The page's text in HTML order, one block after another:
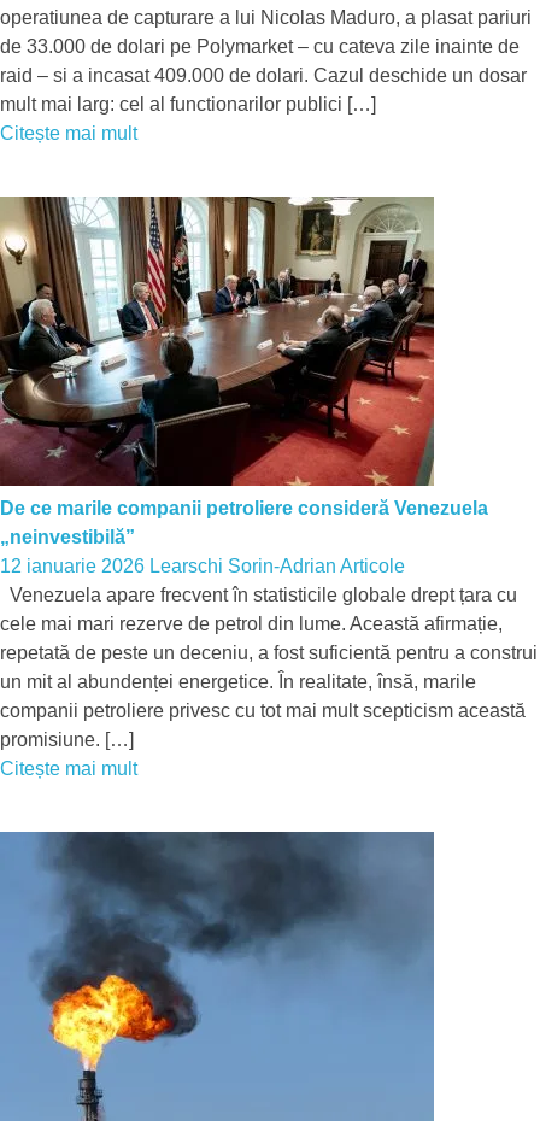
operatiunea de capturare a lui Nicolas Maduro, a plasat pariuri
de 33.000 de dolari pe Polymarket – cu cateva zile inainte de
raid – si a incasat 409.000 de dolari. Cazul deschide un dosar
mult mai larg: cel al functionarilor publici […]
Citește mai mult
De ce marile companii petroliere consideră Venezuela
„neinvestibilă”
12 ianuarie 2026 Learschi Sorin-Adrian Articole
Venezuela apare frecvent în statisticile globale drept țara cu
cele mai mari rezerve de petrol din lume. Această afirmație,
repetată de peste un deceniu, a fost suficientă pentru a construi
un mit al abundenței energetice. În realitate, însă, marile
companii petroliere privesc cu tot mai mult scepticism această
promisiune. […]
Citește mai mult